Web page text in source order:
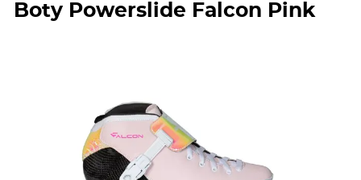
Boty Powerslide Falcon Pink